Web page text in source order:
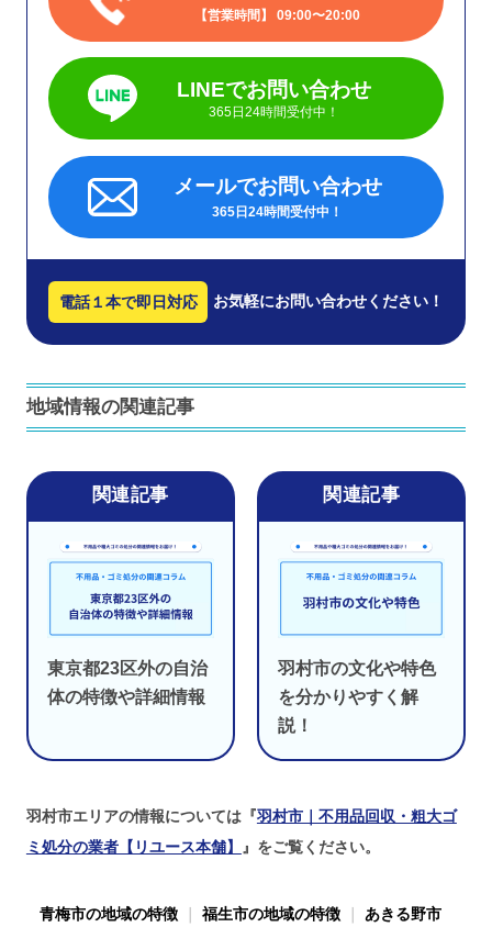
営業時間 09:00〜20:00
LINEでお問い合わせ
365日24時間受付中！
メールでお問い合わせ
365日24時間受付中！
電話１本で即日対応 お気軽にお問い合わせください！
地域情報の関連記事
東京都23区外の自治
体の特徴や詳細情報
羽村市の文化や特色
を分かりやすく解
説！
羽村市エリアの情報については『羽村市｜不用品回収・粗大ゴ
ミ処分の業者【リユース本舗】
』をご覧ください。
青梅市の地域の特徴｜ 福生市の地域の特徴｜ あきる野市